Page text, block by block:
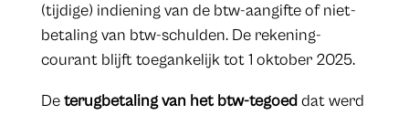
(tijdige) indiening van de btw-aangifte of niet-
betaling van btw-schulden. De rekening-
courant blijft toegankelijk tot 1 oktober 2025.
Deterugbetaling van het btw-tegoed dat werd